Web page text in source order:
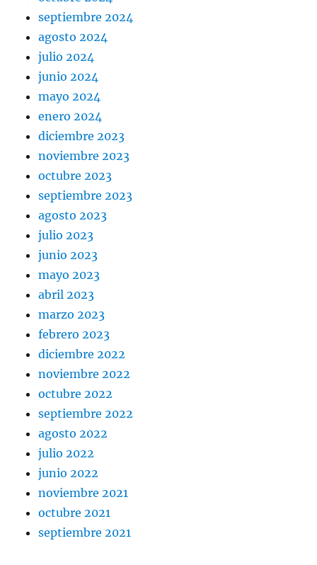
septiembre 2024
agosto 2024
julio 2024
junio 2024
mayo 2024
enero 2024
diciembre 2023
noviembre 2023
octubre 2023
septiembre 2023
agosto 2023
julio 2023
junio 2023
mayo 2023
abril 2023
marzo 2023
febrero 2023
diciembre 2022
noviembre 2022
octubre 2022
septiembre 2022
agosto 2022
julio 2022
junio 2022
noviembre 2021
octubre 2021
septiembre 2021